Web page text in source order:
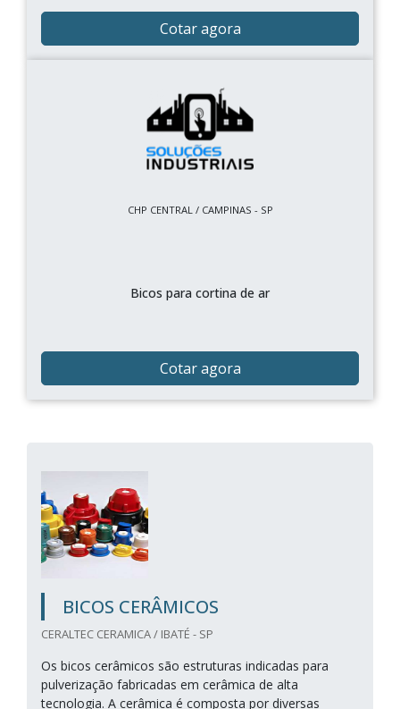
Cotar agora
CHP CENTRAL / CAMPINAS - SP
Bicos para cortina de ar
Cotar agora
BICOS CERÂMICOS
CERALTEC CERAMICA / IBATÉ - SP
Os bicos cerâmicos são estruturas indicadas para
pulverização fabricadas em cerâmica de alta
tecnologia. A cerâmica é composta por diversas